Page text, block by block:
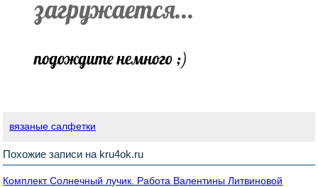
вязаные салфетки
Похожие записи на kru4ok.ru
Комплект Солнечный лучик. Работа Валентины Литвиновой